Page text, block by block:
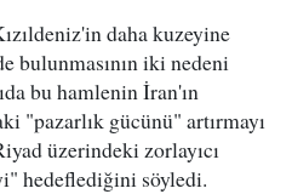
daha kuzeyine
bulunmasının iki nedeni
bu hamlenin İran'ın
"pazarlık gücünü" artırmayı
üzerindeki zorlayıcı
hedeflediğini söyledi.